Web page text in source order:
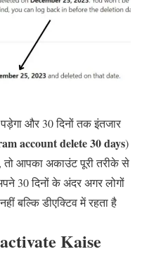
और 30 दिनों तक इंतजार
account delete 30 days)
आपका अकाउंट पूरी तरीके से
30 दिनों के अंदर अगर लोगों
बल्कि डीएक्टिव में रहता है
Kaise